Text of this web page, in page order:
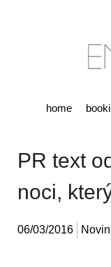
home
PR text
noci,
06/03/2016